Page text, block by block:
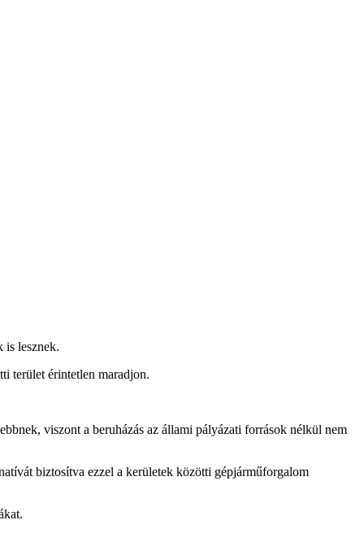
is lesznek.
terület érintetlen maradjon.
viszont a beruházás az állami pályázati források nélkül nem
biztosítva ezzel a kerületek közötti gépjárműforgalom